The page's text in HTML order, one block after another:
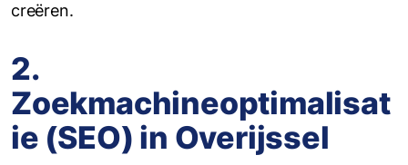
creëren.
2.
Zoekmachineoptimalisat
ie (SEO) in Overijssel